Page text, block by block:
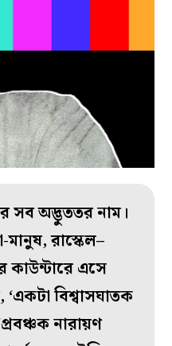
সব অদ্ভুততর নাম।
মানুষ, রাস্কেল–
এসে
বিশ্বাসঘাতক
নারায়ণ